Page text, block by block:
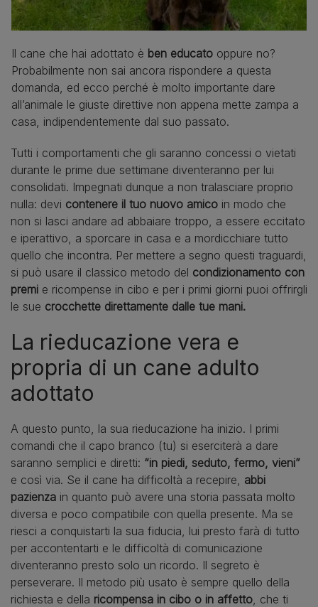
Il cane che hai adottato è ben educato oppure no?
Probabilmente non sai ancora rispondere a questa
domanda, ed ecco perché è molto importante dare
all’animale le giuste direttive non appena mette zampa a
casa, indipendentemente dal suo passato.
Tutti i comportamenti che gli saranno concessi o vietati
durante le prime due settimane diventeranno per lui
consolidati. Impegnati dunque a non tralasciare proprio
nulla: devi contenere il tuo nuovo amico in modo che
non si lasci andare ad abbaiare troppo, a essere eccitato
e iperattivo, a sporcare in casa e a mordicchiare tutto
quello che incontra. Per mettere a segno questi traguardi,
si può usare il classico metodo del condizionamento con
premi e ricompense in cibo e per i primi giorni puoi offrirgli
le sue crocchette direttamente dalle tue mani.
La rieducazione vera e
propria di un cane adulto
adottato
A questo punto, la sua rieducazione ha inizio. I primi
comandi che il capo branco (tu) si eserciterà a dare
saranno semplici e diretti: “in piedi, seduto, fermo, vieni”
e così via. Se il cane ha difficoltà a recepire, abbi
pazienza in quanto può avere una storia passata molto
diversa e poco compatibile con quella presente. Ma se
riesci a conquistarti la sua fiducia, lui presto farà di tutto
per accontentarti e le difficoltà di comunicazione
diventeranno presto solo un ricordo. Il segreto è
perseverare. Il metodo più usato è sempre quello della
richiesta e della ricompensa in cibo o in affetto , che ti